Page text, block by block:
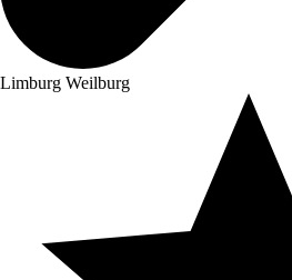
Limburg Weilburg